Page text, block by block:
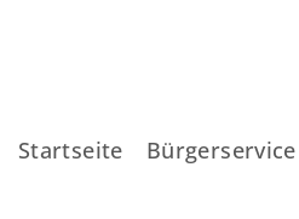
Startseite Bürgerservice